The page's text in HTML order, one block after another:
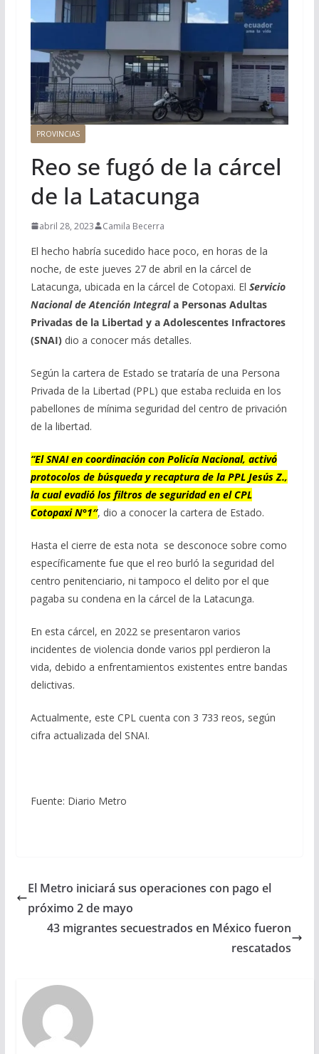
PROVINCIAS
Reo se fugó de la cárcel
de la Latacunga
abril 28, 2023 Camila Becerra
El hecho habría sucedido hace poco, en horas de la
noche, de este jueves 27 de abril en la cárcel de
Latacunga, ubicada en la cárcel de Cotopaxi. El Servicio
Nacional de Atención Integrala Personas Adultas
Privadas de la Libertad y a Adolescentes Infractores
(SNAI)dio a conocer más detalles.
Según la cartera de Estado se trataría de una Persona
Privada de la Libertad (PPL) que estaba recluida en los
pabellones de mínima seguridad del centro de privación
de la libertad.
“El SNAI en coordinación con Policía Nacional, activó
protocolos de búsqueda y recaptura de la PPL Jesús Z.,
la cual evadió los filtros de seguridad en el CPL
Cotopaxi N°1″, dio a conocer la cartera de Estado.
Hasta el cierre de esta nota se desconoce sobre como
específicamente fue que el reo burló la seguridad del
centro penitenciario, ni tampoco el delito por el que
pagaba su condena en la cárcel de la Latacunga.
En esta cárcel, en 2022 se presentaron varios
incidentes de violencia donde varios ppl perdieron la
vida, debido a enfrentamientos existentes entre bandas
delictivas.
Actualmente, este CPL cuenta con 3 733 reos, según
cifra actualizada del SNAI.
Fuente: Diario Metro
El Metro iniciará sus operaciones con pago el
próximo 2 de mayo
43 migrantes secuestrados en México fueron
rescatados